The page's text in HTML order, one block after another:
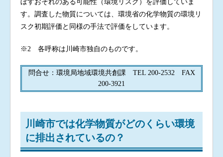
ぼすおそれのある可能性（環境リスク）を評価していま
す。調査した物質については、環境省の化学物質の環境リ
スク初期評価と同様の手法で評価をしています。
※2 各呼称は川崎市独自のものです。
問合せ：環境局地域環境共創課 TEL 200-2532 FAX
200-3921
川崎市では化学物質がどのくらい環境
に排出されているの？